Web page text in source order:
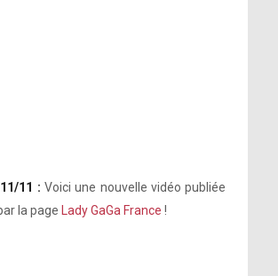
11 : Voici une nouvelle vidéo publiée
la page Lady GaGa France !